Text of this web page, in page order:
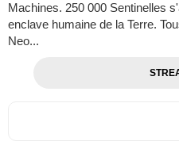
Machines. 250 000 Sentinelles
enclave humaine de la Terre.
Neo...